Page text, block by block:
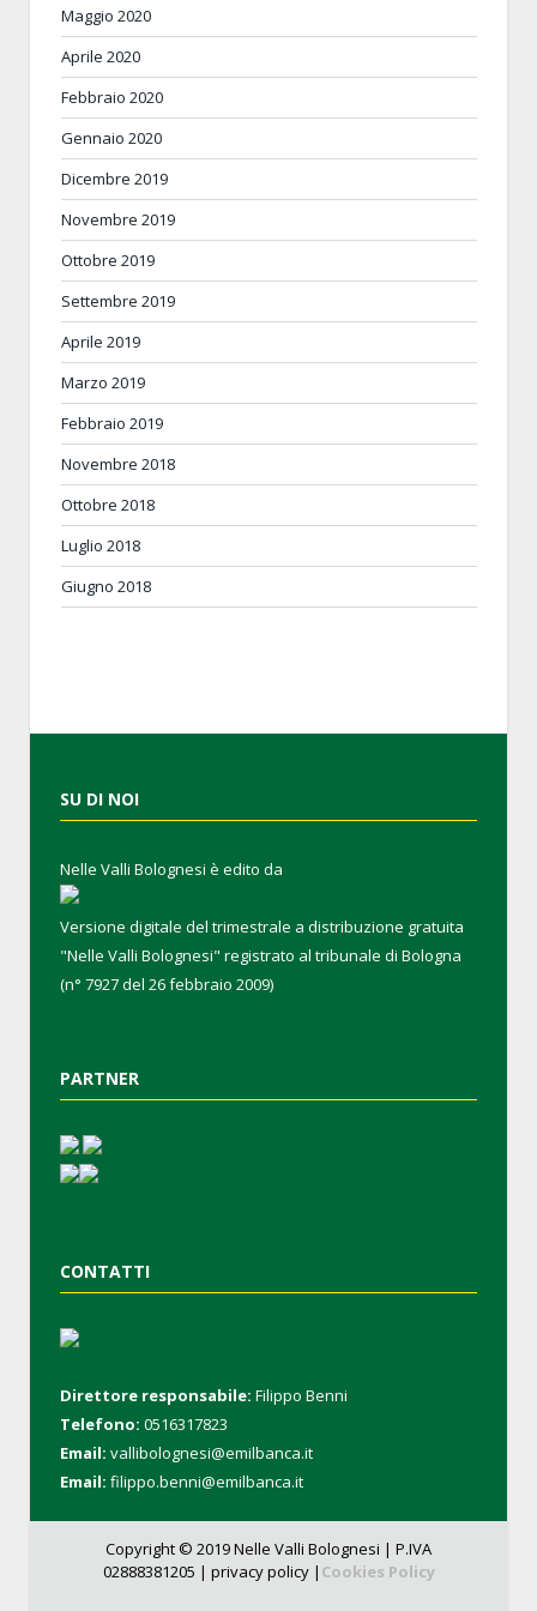
Maggio 2020
Aprile 2020
Febbraio 2020
Gennaio 2020
Dicembre 2019
Novembre 2019
Ottobre 2019
Settembre 2019
Aprile 2019
Marzo 2019
Febbraio 2019
Novembre 2018
Ottobre 2018
Luglio 2018
Giugno 2018
SU DI NOI
Nelle Valli Bolognesi è edito da
Versione digitale del trimestrale a distribuzione gratuita
"Nelle Valli Bolognesi" registrato al tribunale di Bologna
(n° 7927 del 26 febbraio 2009)
PARTNER
CONTATTI
Direttore responsabile: Filippo Benni
Telefono: 0516317823
Email: vallibolognesi@emilbanca.it
Email: filippo.benni@emilbanca.it
Copyright © 2019 Nelle Valli Bolognesi | P.IVA
02888381205 | privacy policy | Cookies Policy